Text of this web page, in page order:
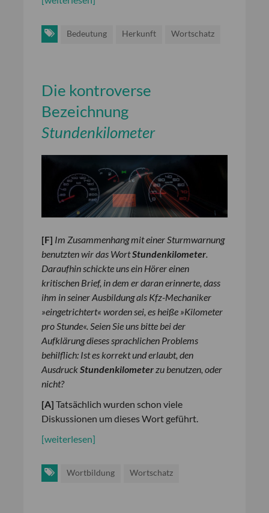
Bedeutung Herkunft Wortschatz
Die kontroverse
Bezeichnung
Stundenkilometer
[F] Im Zusammenhang mit einer Sturmwarnung
benutzten wir das WortStundenkilometer
Daraufhin schickte uns ein Hörer einen
kritischen Brief, in dem er daran erinnerte, dass
ihm in seiner Ausbildung als Kfz-Mechaniker
»eingetrichtert« worden sei, es heiße »Kilometer
pro Stunde«. Seien Sie uns bitte bei der
Aufklärung dieses sprachlichen Problems
behilflich: Ist es korrekt und erlaubt, den
Ausdruck Stundenkilometer zu benutzen, oder
nicht?
[A] Tatsächlich wurden schon viele
Diskussionen um dieses Wort geführt.
[weiterlesen]
Wortbildung Wortschatz